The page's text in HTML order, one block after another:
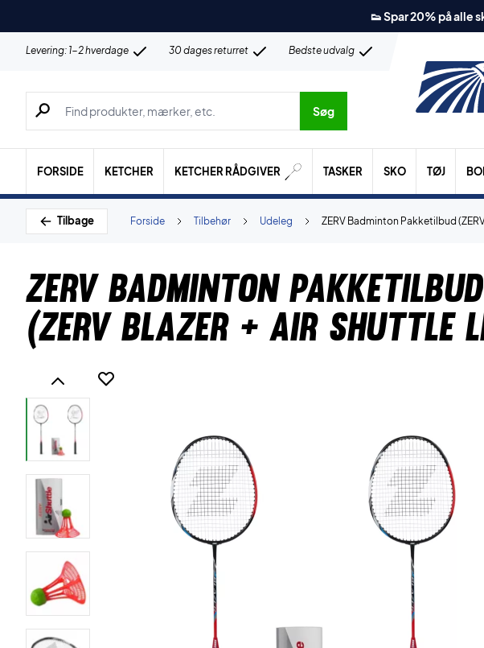
👟 Spar 20% på alle
Levering: 1-2 hverdage 30 dages returret Bedste udvalg
Søg efter produkter, mærker etc.
Søg
FORSIDE KETCHER KETCHER RÅDGIVER TASKER SKO TØJ
Tilbage ZERV Badminton Pakketilbud
Udeleg
Tilbehør
Forside
ZERV Badminton Pakketilbud
(ZERV Blazer + Air Shuttle